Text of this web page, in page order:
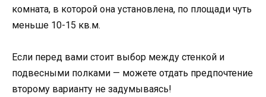
комната, в которой она установлена, по площади чуть
меньше 10-15 кв.м.
Если перед вами стоит выбор между стенкой и
подвесными полками — можете отдать предпочтение
второму варианту не задумываясь!